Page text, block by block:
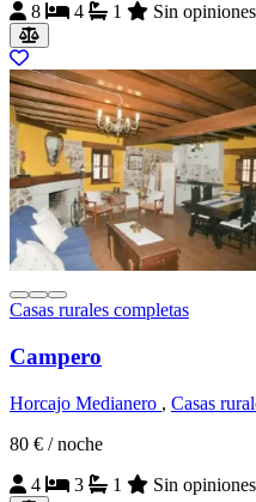
8
4 1 Sin opiniones
Casas rurales completas
Campero
Horcajo Medianero , Casas
80 € / noche
4
3 1 Sin opiniones